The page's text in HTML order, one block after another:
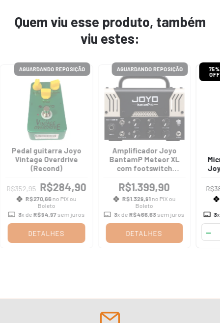
Quem viu esse produto, também
viu estes:
AGUARDANDO REPOSIÇÃO
Pedal guitarra Joyo
Vintage Overdrive
(Recond)
R$352,95 R$284,90
R$270,66no PIX ou
Boleto
3x de R$94,97sem juros
DETALHES
AGUARDANDO REPOSIÇÃO
Amplificador Joyo
BantamP Meteor XL
com footswitch
R$1.399,90
R$1.329,91no PIX ou
Boleto
3x de R$466,63sem juros
DETALHES
75%
OFF
3